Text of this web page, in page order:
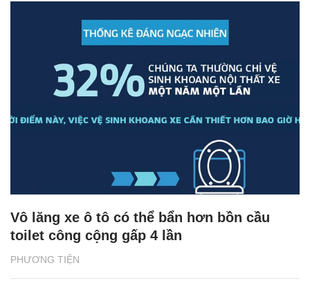
PHƯƠNG TIỆN
Vô lăng xe ô tô có thể bẩn hơn bồn cầu
toilet công cộng gấp 4 lần